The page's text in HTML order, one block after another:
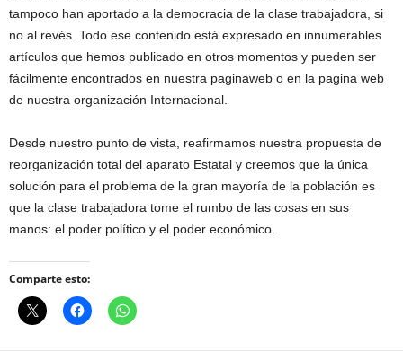
tampoco han aportado a la democracia de la clase trabajadora, si
no al revés. Todo ese contenido está expresado en innumerables
artículos que hemos publicado en otros momentos y pueden ser
fácilmente encontrados en nuestra paginaweb o en la pagina web
de nuestra organización Internacional.
Desde nuestro punto de vista, reafirmamos nuestra propuesta de
reorganización total del aparato Estatal y creemos que la única
solución para el problema de la gran mayoría de la población es
que la clase trabajadora tome el rumbo de las cosas en sus
manos: el poder político y el poder económico.
Comparte esto: